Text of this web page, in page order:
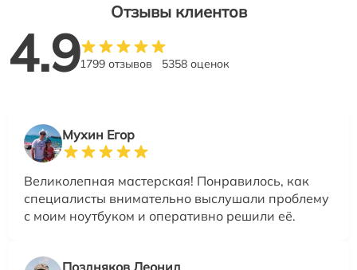
Отзывы клиентов
4.91799 отзывов 5358 оценок
Мухин Егор
Великолепная мастерская! Понравилось, как
специалисты внимательно выслушали проблему
с моим ноутбуком и оперативно решили её.
Поздняков Леонид